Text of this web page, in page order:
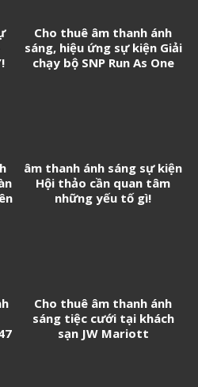
Cho thuê âm thanh ánh
sáng, hiệu ứng sự kiện Giải
chạy bộ SNP Run As One
âm thanh ánh sáng sự kiện
Hội thảo cần quan tâm
những yếu tố gì!
Cho thuê âm thanh ánh
sáng tiệc cưới tại khách
sạn JW Mariott